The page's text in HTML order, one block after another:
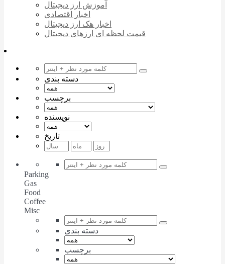
آموزش ارز دیجیتال
اخبار اقتصادی
اخبار هک ارز دیجیتال
قیمت لحظه ای ارزهای دیجیتال
دسته بندی
برچسب
نویسنده
تاریخ
Parking
Gas
Food
Coffee
Misc
دسته بندی
برچسب